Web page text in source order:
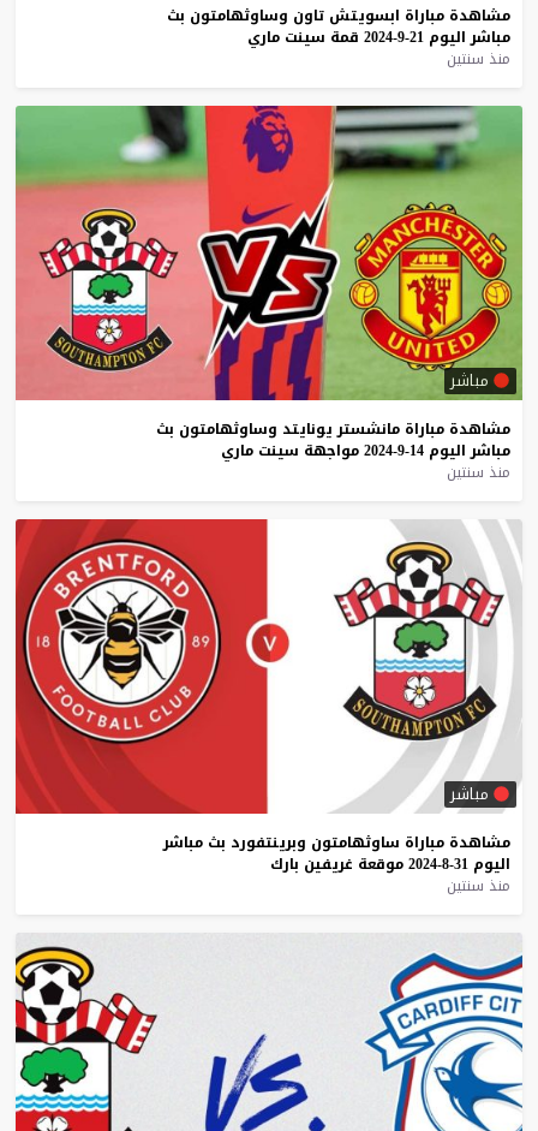
مشاهدة مباراة ابسويتش تاون وساوثهامتون بث
مباشر اليوم 21-9-2024 قمة سينت ماري
منذ سنتين
مباشر
مشاهدة مباراة مانشستر يونايتد وساوثهامتون بث
مباشر اليوم 14-9-2024 مواجهة سينت ماري
منذ سنتين
مباشر
مشاهدة مباراة ساوثهامتون وبرينتفورد بث مباشر
اليوم 31-8-2024 موقعة غريفين بارك
منذ سنتين